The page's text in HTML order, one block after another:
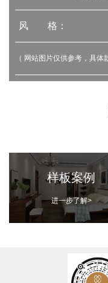
风 格：
（ 网站图片仅供参考，具体
样板案例
进一步了解>